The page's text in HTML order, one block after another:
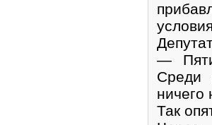
—
Среди
ничего
Так